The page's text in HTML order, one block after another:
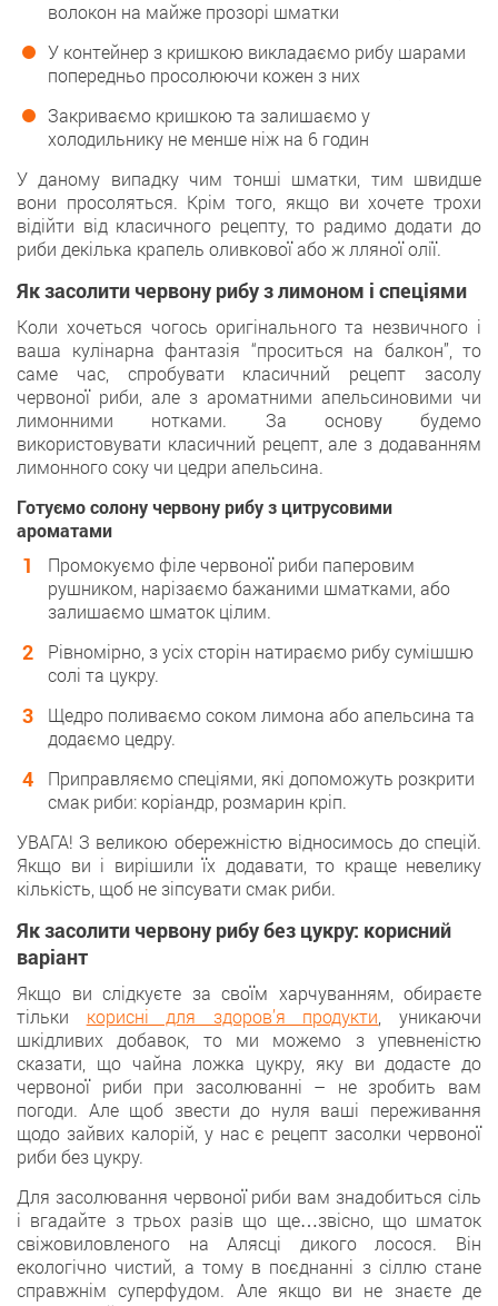
волокон на майже прозорі шматки
У контейнер з кришкою викладаємо рибу шарами
попередньо просолюючи кожен з них
Закриваємо кришкою та залишаємо у
холодильнику не менше ніж на 6 годин
У даному випадку чим тонші шматки, тим швидше
вони просоляться. Крім того, якщо ви хочете трохи
відійти від класичного рецепту, то радимо додати до
риби декілька крапель оливкової або ж лляної олії.
Як засолити червону рибу з лимоном і спеціями
Коли хочеться чогось оригінального та незвичного і
ваша кулінарна фантазія “проситься на балкон”, то
саме час, спробувати класичний рецепт засолу
червоної риби, але з ароматними апельсиновими чи
лимонними нотками. За основу будемо
використовувати класичний рецепт, але з додаванням
лимонного соку чи цедри апельсина.
Готуємо солону червону рибу з цитрусовими
ароматами
Промокуємо філе червоної риби паперовим
рушником, нарізаємо бажаними шматками, або
залишаємо шматок цілим.
Рівномірно, з усіх сторін натираємо рибу сумішшю
солі та цукру.
Щедро поливаємо соком лимона або апельсина та
додаємо цедру.
Приправляємо спеціями, які допоможуть розкрити
смак риби: коріандр, розмарин кріп.
УВАГА! З великою обережністю відносимось до спецій.
Якщо ви і вирішили їх додавати, то краще невелику
кількість, щоб не зіпсувати смак риби.
Як засолити червону рибу без цукру: корисний
варіант
Якщо ви слідкуєте за своїм харчуванням, обираєте
тільки корисні для здоров’я продукти , уникаючи
шкідливих добавок, то ми можемо з упевненістю
сказати, що чайна ложка цукру, яку ви додасте до
червоної риби при засолюванні – не зробить вам
погоди. Але щоб звести до нуля ваші переживання
щодо зайвих калорій, у нас є рецепт засолки червоної
риби без цукру.
Для засолювання червоної риби вам знадобиться сіль
і вгадайте з трьох разів що ще…звісно, що шматок
свіжовиловленого на Алясці дикого лосося. Він
екологічно чистий, а тому в поєднанні з сіллю стане
справжнім суперфудом. Але якщо ви не знаєте де